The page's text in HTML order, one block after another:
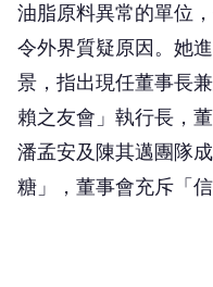
油脂原料異常的單位
令外界質疑原因。她
景，指出現任董事長
賴之友會」執行長，
潘孟安及陳其邁團隊
糖」，董事會充斥「